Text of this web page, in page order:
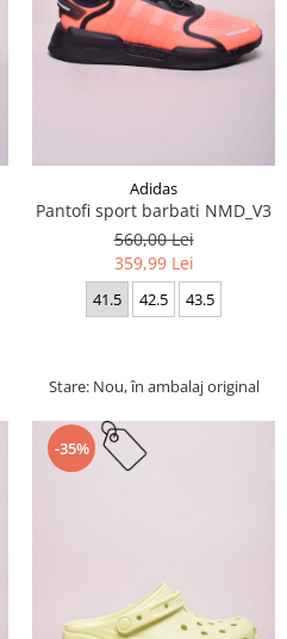
Adidas
Pantofi sport barbati NMD_V3
560,00 Lei
359,99 Lei
41.5 42.5 43.5
Stare: Nou, în ambalaj original
-35%